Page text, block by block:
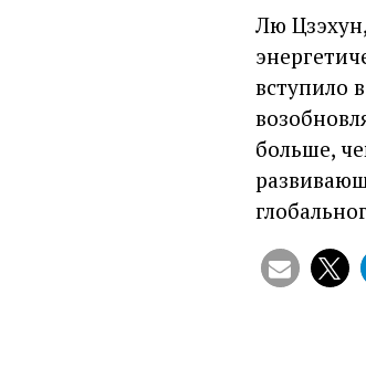
Лю
вступило
больше,